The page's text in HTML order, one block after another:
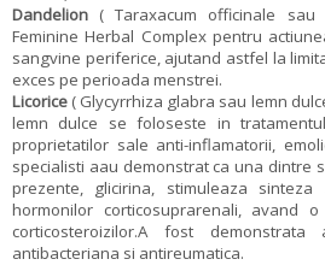
Dandelion ( Taraxacum officinale
Feminine Herbal Complex pentru
sangvine periferice, ajutand astfel la
exces pe perioada menstrei.
Licorice ( Glycyrrhiza glabra sau lemn
lemn dulce se foloseste in
proprietatilor sale anti-inflamatorii,
specialisti aau demonstrat ca una dintre
prezente, glicirina, stimuleaza
hormonilor corticosuprarenali, avand
corticosteroizilor.A fost demonstrata
antibacteriana si antireumatica.